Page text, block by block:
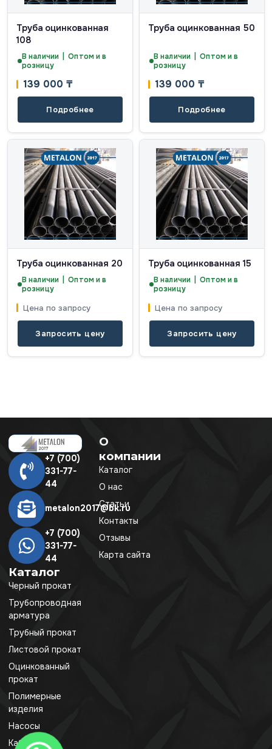
Труба оцинкованная
108
В наличии | Оптом и в
розницу
139 000 ₸
Подробнее
Труба оцинкованная 50
В наличии | Оптом и в
розницу
139 000 ₸
Подробнее
Труба оцинкованная 20
В наличии | Оптом и в
розницу
Цена по запросу
Запросить цену
Труба оцинкованная 15
В наличии | Оптом и в
розницу
Цена по запросу
Запросить цену
+7 (700)
331-77-
44
metalon2017@bk.ru
+7 (700)
331-77-
44
Каталог
Черный прокат
Трубопроводная
арматура
Трубный прокат
Листовой прокат
Оцинкованный
прокат
Полимерные
изделия
Насосы
Кабель
О
компании
Каталог
О нас
Статьи
Контакты
Отзывы
Карта сайта